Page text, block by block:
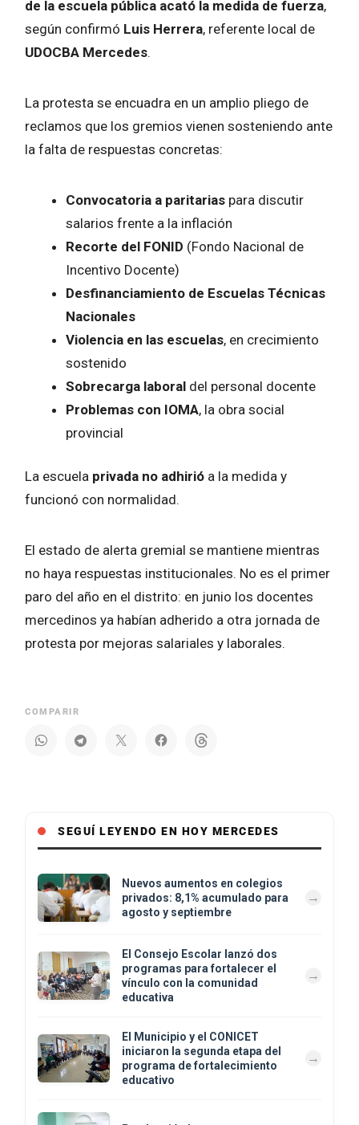
de la escuela pública acató la medida de fuerza,
según confirmó Luis Herrera, referente local de
UDOCBA Mercedes.
La protesta se encuadra en un amplio pliego de
reclamos que los gremios vienen sosteniendo ante
la falta de respuestas concretas:
Convocatoria a paritarias para discutir
salarios frente a la inflación
Recorte del FONID (Fondo Nacional de
Incentivo Docente)
Desfinanciamiento de Escuelas Técnicas
Nacionales
Violencia en las escuelas, en crecimiento
sostenido
Sobrecarga laboral del personal docente
Problemas con IOMA, la obra social
provincial
La escuela privada no adhirió a la medida y
funcionó con normalidad.
El estado de alerta gremial se mantiene mientras
no haya respuestas institucionales. No es el primer
paro del año en el distrito: en junio los docentes
mercedinos ya habían adherido a otra jornada de
protesta por mejoras salariales y laborales.
COMPARIR
SEGUÍ LEYENDO EN HOY MERCEDES
Nuevos aumentos en colegios
privados: 8,1% acumulado para
agosto y septiembre
El Consejo Escolar lanzó dos
programas para fortalecer el
vínculo con la comunidad
educativa
El Municipio y el CONICET
iniciaron la segunda etapa del
programa de fortalecimiento
educativo